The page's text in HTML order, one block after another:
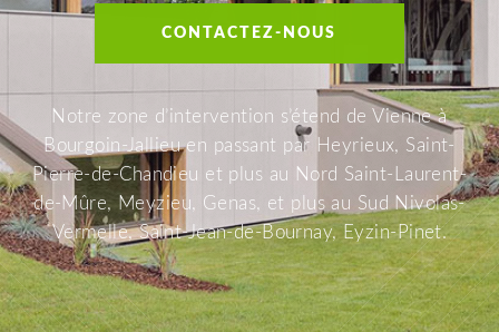
CONTACTEZ-NOUS
Notre zone d’intervention s’étend de Vienne à
Bourgoin-Jallieu en passant par Heyrieux, Saint-
Pierre-de-Chandieu et plus au Nord Saint-Laurent-
de-Mûre, Meyzieu, Genas, et plus au Sud Nivolas-
Vermelle, Saint-Jean-de-Bournay, Eyzin-Pinet.